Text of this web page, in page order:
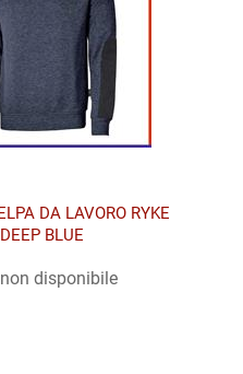
DA LAVORO RYKE
DEEP BLUE
disponibile